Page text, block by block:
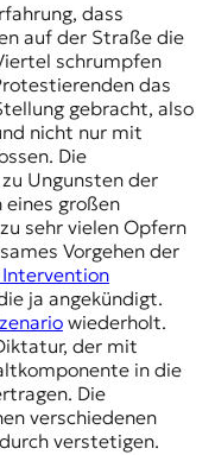
dass
auf der Straße die
schrumpfen
das
gebracht, also
nicht nur mit
Die
Ungunsten der
eines großen
sehr vielen Opfern
Vorgehen der
ja angekündigt.
wiederholt.
der mit
in die
Die
verschiedenen
verstetigen.